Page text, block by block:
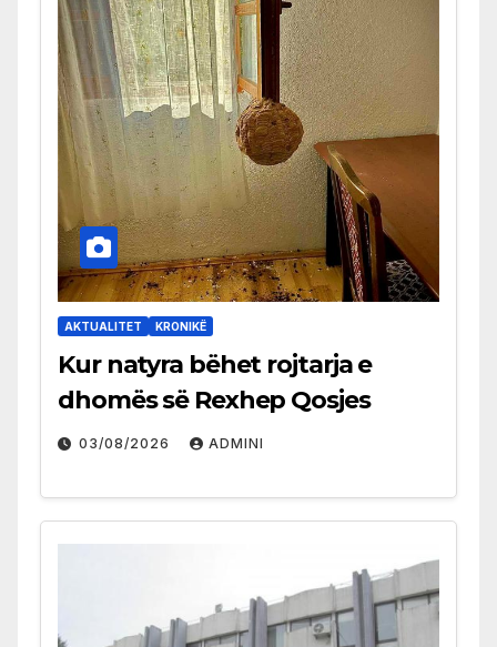
AKTUALITET KRONIKË
Kur natyra bëhet rojtarja e
dhomës së Rexhep Qosjes
03/08/2026 ADMINI